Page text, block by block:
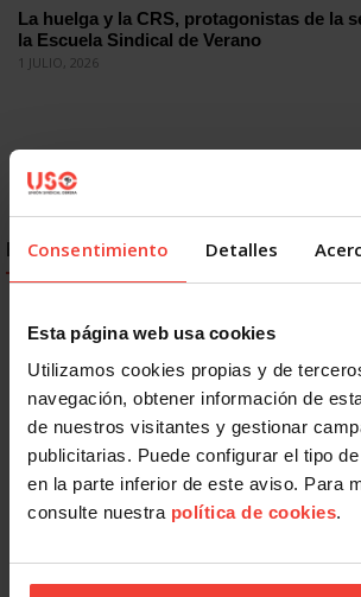
Consentimiento Detalles
Esta página web usa cookies
Utilizamos cookies propias y de
navegación, obtener información de
de nuestros visitantes y gestionar
publicitarias. Puede configurar el tipo
en la parte inferior de este aviso. Para
consulte nuestra política de cookies.
La huelga y la CRS, protagonistas de la
la Escuela Sindical de Verano
1 JULIO, 2026
ENLACES DESTACADOS